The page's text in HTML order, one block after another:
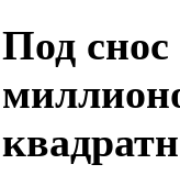
Под снос